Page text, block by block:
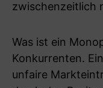
zwischenzeitlich
Was ist ein
Konkurrenten.
unfaire